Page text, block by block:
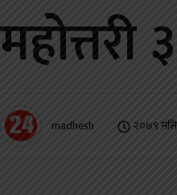
madhesh २०७९